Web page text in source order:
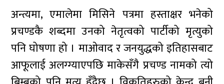
अन्त्यमा, एमालेमा मिसिने पत्रमा हस्ताक्षर भनेको
प्रचण्डकै शब्दमा उनको नेतृत्वको पार्टीको मृत्युको
पनि घोषणा हो । माओवाद र जनयुद्धको इतिहासबाट
आफूलाई अलग्ग्याएपछि माकेसँगै प्रचण्ड नामको त्यो